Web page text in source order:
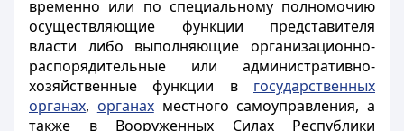
временно или по специальному полномочию
осуществляющие функции представителя
власти либо выполняющие организационно-
распорядительные или административно-
хозяйственные функции в государственных
органах, органахместного самоуправления, а
также в Вооруженных Силах Республики